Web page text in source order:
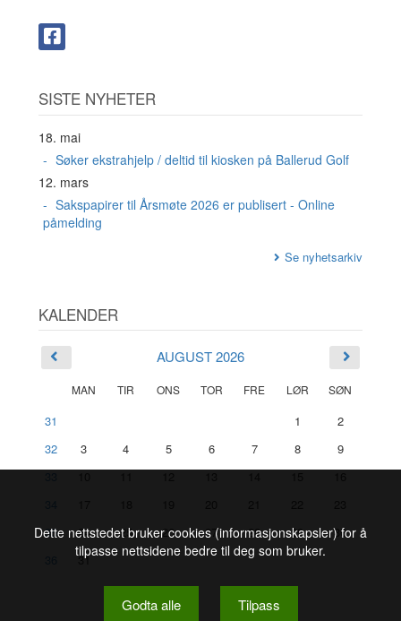
SISTE NYHETER
18. mai
Søker ekstrahjelp / deltid til kiosken på Ballerud Golf
12. mars
Sakspapirer til Årsmøte 2026 er publisert - Online
påmelding
Se nyhetsarkiv
KALENDER
AUGUST 2026
MAN TIR ONS TOR FRE LØR SØN
31 1
2
32
3 4 5 6 7 8
9
35
24 25 26 27 28 29
30
31
Dette nettstedet bruker cookies (informasjonskapsler) for å
tilpasse nettsidene bedre til deg som bruker.
Godta alle Tilpass